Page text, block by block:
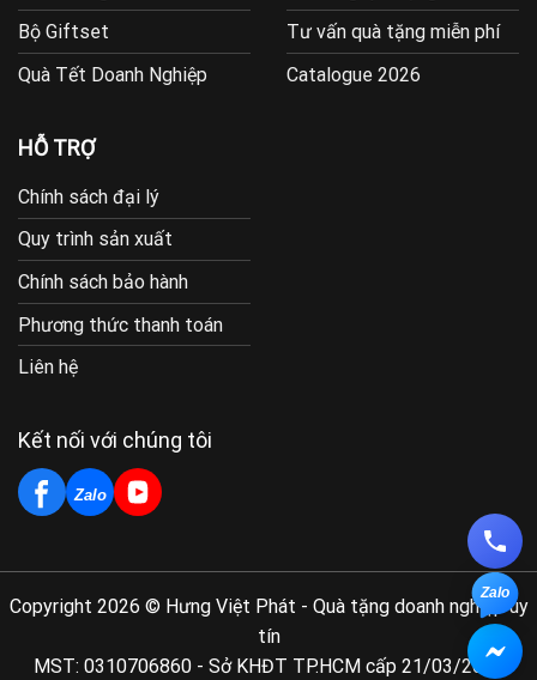
Bộ Giftset
Quà Tết Doanh Nghiệp
Tư vấn quà tặng miễn phí
Catalogue 2026
HỖ TRỢ
Chính sách đại lý
Quy trình sản xuất
Chính sách bảo hành
Phương thức thanh toán
Liên hệ
Kết nối với chúng tôi
Zalo
Copyright 2026 © Hưng Việt Phát - Quà tặng doanh nghiệp uy
tín
MST: 0310706860 - Sở KHĐT TP.HCM cấp 21/03/2011
Zalo